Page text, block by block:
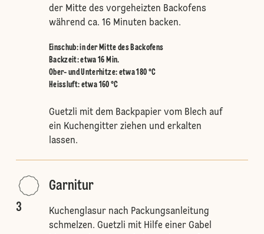
der Mitte des vorgeheizten Backofens
während ca. 16 Minuten backen.
Einschub:in der Mitte des Backofens
Backzeit: etwa 16 Min.
Ober- und Unterhitze: etwa 180 °C
Heissluft: etwa 160 °C
Guetzli mit dem Backpapier vom Blech auf
ein Kuchengitter ziehen und erkalten
lassen.
3
Garnitur
Kuchenglasur nach Packungsanleitung
schmelzen. Guetzli mit Hilfe einer Gabel